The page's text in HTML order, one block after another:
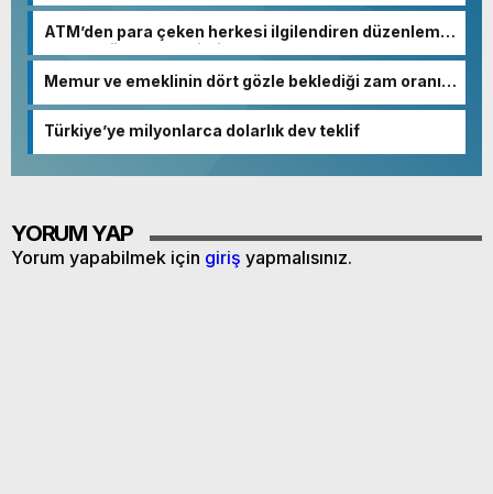
ATM’den para çeken herkesi ilgilendiren düzenleme!
Sayılar tümden değişti
Memur ve emeklinin dört gözle beklediği zam oranı
Türkiye’ye milyonlarca dolarlık dev teklif
YORUM YAP
Yorum yapabilmek için giriş yapmalısınız.